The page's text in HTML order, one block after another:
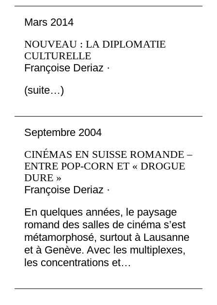
Mars 2014
NOUVEAU : LA DIPLOMATIE
CULTURELLE
Françoise Deriaz ·
(suite…)
Septembre 2004
CINÉMAS EN SUISSE ROMANDE –
ENTRE POP-CORN ET « DROGUE
DURE »
Françoise Deriaz ·
En quelques années, le paysage
romand des salles de cinéma s’est
métamorphosé, surtout à Lausanne
et à Genève. Avec les multiplexes,
les concentrations et…